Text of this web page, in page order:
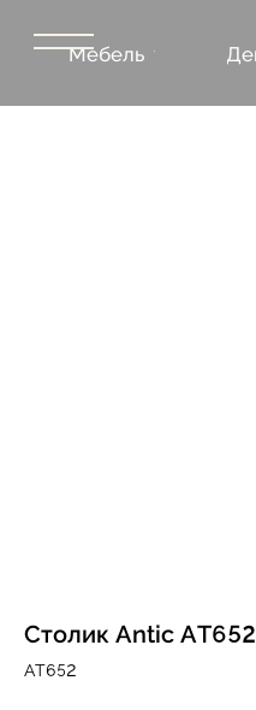
Мебель
Столик Antic AT652
AT652